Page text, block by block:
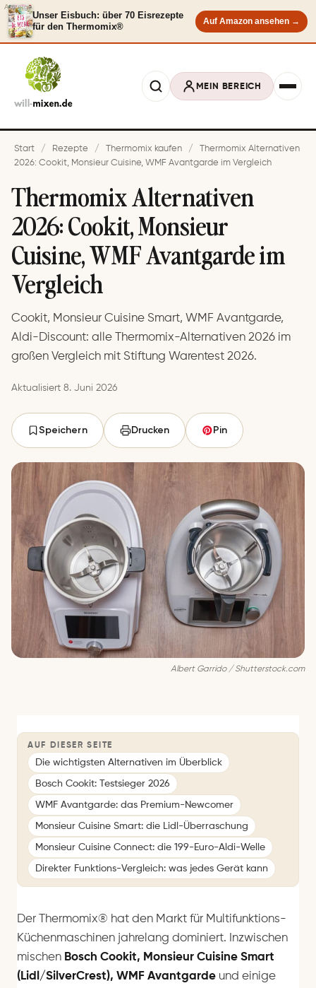
Anzeige
Unser Eisbuch: über 70 Eisrezepte
für den Thermomix®
Auf Amazon ansehen →
MEIN BEREICH
Start / Rezepte / Thermomix kaufen /
Thermomix Alternativen
2026: Cookit, Monsieur Cuisine, WMF Avantgarde im Vergleich
Thermomix Alternativen
2026: Cookit, Monsieur
Cuisine, WMF Avantgarde im
Vergleich
Cookit, Monsieur Cuisine Smart, WMF Avantgarde,
Aldi-Discount: alle Thermomix-Alternativen 2026 im
großen Vergleich mit Stiftung Warentest 2026.
Aktualisiert 8. Juni 2026
Speichern Drucken Pin
Albert Garrido / Shutterstock.com
AUF DIESER SEITE
Die wichtigsten Alternativen im Überblick
Bosch Cookit: Testsieger 2026
WMF Avantgarde: das Premium-Newcomer
Monsieur Cuisine Smart: die Lidl-Überraschung
Monsieur Cuisine Connect: die 199-Euro-Aldi-Welle
Direkter Funktions-Vergleich: was jedes Gerät kann
Der Thermomix® hat den Markt für Multifunktions-
Küchenmaschinen jahrelang dominiert. Inzwischen
mischen Bosch Cookit, Monsieur Cuisine Smart
(Lidl/SilverCrest), WMF Avantgarde und einige